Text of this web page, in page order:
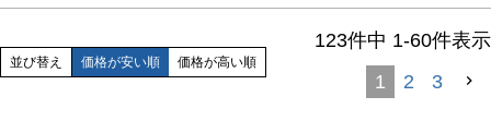
並び替え 価格が安い順 価格が高い順
123件中 1-60件表示
1
2 3
価格が高い順
優先度順
レビュー順